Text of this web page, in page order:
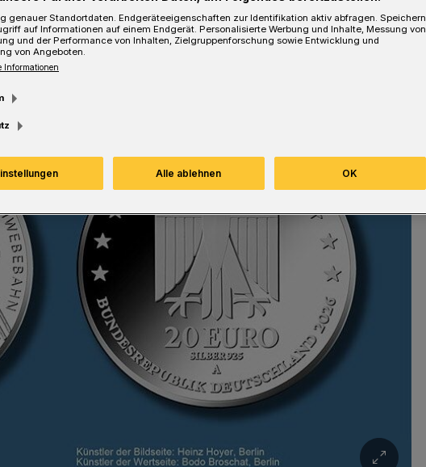
genauer Standortdaten. Endgeräteeigenschaften zur Identifikation aktiv abfragen. Speichern
auf Informationen auf einem Endgerät. Personalisierte Werbung und Inhalte, Messung von
und der Performance von Inhalten, Zielgruppenforschung sowie Entwicklung und
von Angeboten.
Informationen
Alle ablehnen OK